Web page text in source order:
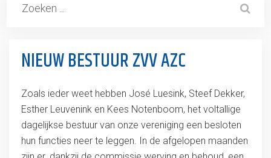
NIEUW BESTUUR ZVV AZC
Zoals ieder weet hebben José Luesink, Steef Dekker,
Esther Leuvenink en Kees Notenboom, het voltallige
dagelijkse bestuur van onze vereniging een besloten
hun functies neer te leggen. In de afgelopen maanden